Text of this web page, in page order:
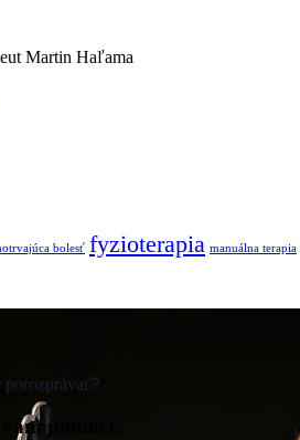
bolesť fyzioterapia manuálna terapia
porozprávať?
pomôcť.